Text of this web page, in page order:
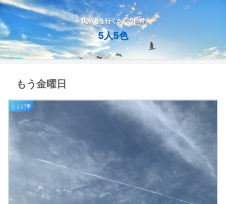
～我が道を行く5人の日常～
5人5色
もう金曜日
とと記事